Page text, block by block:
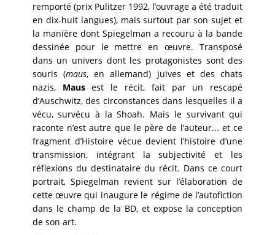
remporté (prix Pulitzer 1992, l’ouvrage a été traduit
en dix-huit langues), mais surtout par son sujet et
la manière dont Spiegelman a recouru à la bande
dessinée pour le mettre en œuvre. Transposé
dans un univers dont les protagonistes sont des
souris (maus, en allemand) juives et des chats
nazis, Mausest le récit, fait par un rescapé
d’Auschwitz, des circonstances dans lesquelles il a
vécu, survécu à la Shoah. Mais le survivant qui
raconte n’est autre que le père de l’auteur... et ce
fragment d’Histoire vécue devient l’histoire d’une
transmission, intégrant la subjectivité et les
réflexions du destinataire du récit. Dans ce court
portrait, Spiegelman revient sur l’élaboration de
cette œuvre qui inaugure le régime de l’autofiction
dans le champ de la BD, et expose la conception
de son art.